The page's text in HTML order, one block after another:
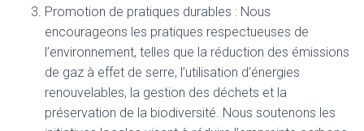
Promotion de pratiques durables : Nous
encourageons les pratiques respectueuses de
l’environnement, telles que la réduction des émissions
de gaz à effet de serre, l’utilisation d’énergies
renouvelables, la gestion des déchets et la
préservation de la biodiversité. Nous soutenons les